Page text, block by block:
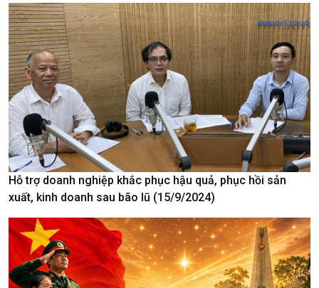
Xã hội
Tin Đời sống & Xã hội
360 độ Sức khỏe
Chuyển đổi Xanh
Tài nguyên và Môi trường
Chuyên gia của bạn
Xã hội chuyển động
Bước chân đến trường
Khoa học & Công nghệ
Tin Khoa học & Công nghệ
Kết nối công nghệ
Sống chung với biến đổi
khí hậu
Văn hoá & Du lịch
Tin Văn hoá & Du lịch
Chát với người nổi tiếng
Multimedia
Ảnh
Video
Hỗ trợ doanh nghiệp khắc phục hậu quả, phục hồi sản
xuất, kinh doanh sau bão lũ (15/9/2024)